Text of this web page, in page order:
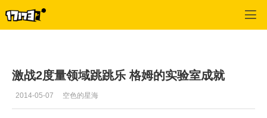
激战2度量领域跳跳乐 格姆的实验室成就
2014-05-07 空色的星海